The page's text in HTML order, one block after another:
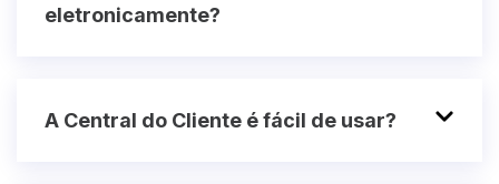
eletronicamente?
A Central do Cliente é fácil de usar?